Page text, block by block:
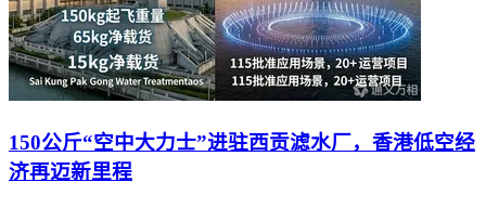
150公斤“空中大力士”进驻西贡滤水厂，香港低空经
济再迈新里程